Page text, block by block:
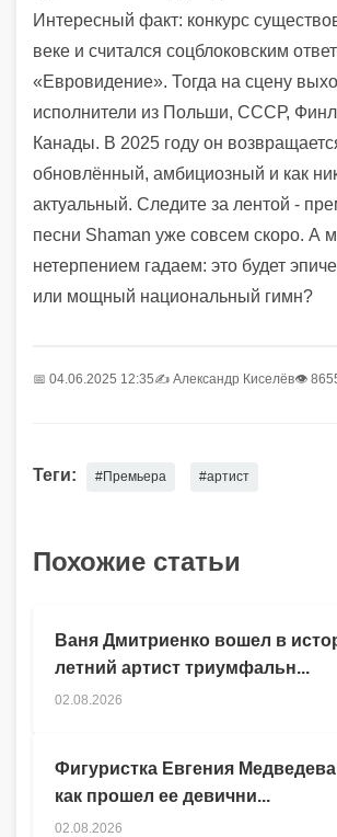
Интересный факт: конкурс
веке и считался соцблоковским
«Евровидение». Тогда на сцену
исполнители из Польши, СССР,
Канады. В 2025 году он
обновлённый, амбициозный и как
актуальный. Следите за лентой -
песни Shaman уже совсем скоро. А
нетерпением гадаем: это будет
или мощный национальный гимн?
📅 04.06.2025 12:35✍️ Александр Киселёв👁
Теги: #Премьера #артист
Похожие статьи
Ваня Дмитриенко вошел в
летний артист триумфальн...
02.08.2026
Фигуристка Евгения
как прошел ее девични...
02.08.2026